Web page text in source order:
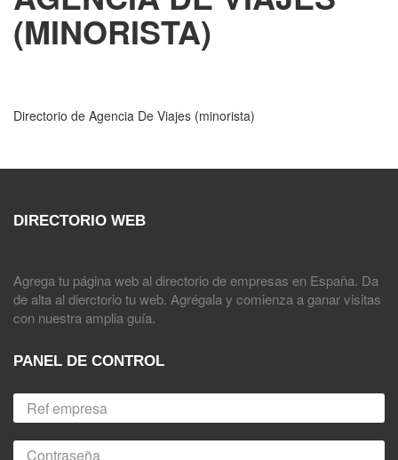
(MINORISTA)
Directorio de Agencia De Viajes (minorista)
DIRECTORIO WEB
Agrega tu página web al directorio de empresas en España. Da
de alta al dierctorio tu web. Agrégala y comienza a ganar visitas
con nuestra amplia guía.
PANEL DE CONTROL